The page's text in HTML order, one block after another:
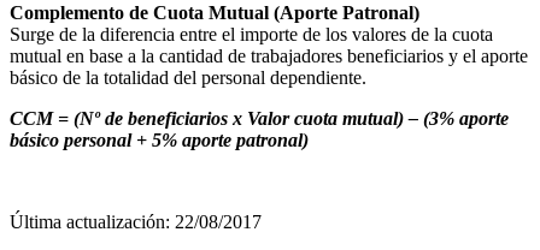
Complemento de Cuota Mutual (Aporte Patronal)
Surge de la diferencia entre el importe de los valores de la cuota
mutual en base a la cantidad de trabajadores beneficiarios y el aporte
básico de la totalidad del personal dependiente.
CCM = (Nº de beneficiarios x Valor cuota mutual) – (3% aporte
básico personal + 5% aporte patronal)
Última actualización: 22/08/2017